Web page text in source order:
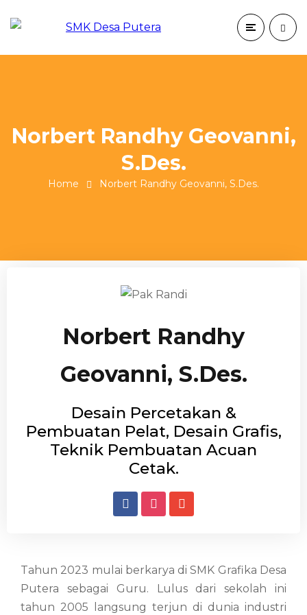
Norbert Randhy Geovanni,
S.Des.
Home Norbert Randhy Geovanni, S.Des.
Norbert Randhy
Geovanni, S.Des.
Desain Percetakan &
Pembuatan Pelat, Desain Grafis,
Teknik Pembuatan Acuan
Cetak.
Tahun 2023 mulai berkarya di SMK Grafika Desa
Putera sebagai Guru. Lulus dari sekolah ini
tahun 2005 langsung terjun di dunia industri